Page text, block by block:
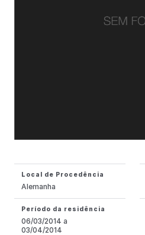
Local de Procedência
Alemanha
Período da residência
06/03/2014 a
03/04/2014